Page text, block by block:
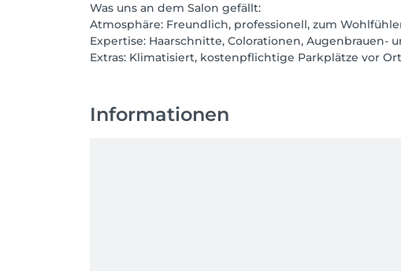
Was uns an dem Salon gefällt:
Atmosphäre: Freundlich, professionell, zum
Expertise: Haarschnitte, Colorationen, Augenbrauen-
Extras: Klimatisiert, kostenpflichtige Parkplätze vor Ort
Informationen